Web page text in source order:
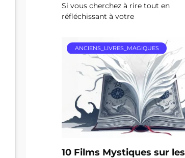
Si vous cherchez à rire tout en
réfléchissant à votre
ANCIENS_LIVRES_MAGIQUES
10 Films Mystiques sur les